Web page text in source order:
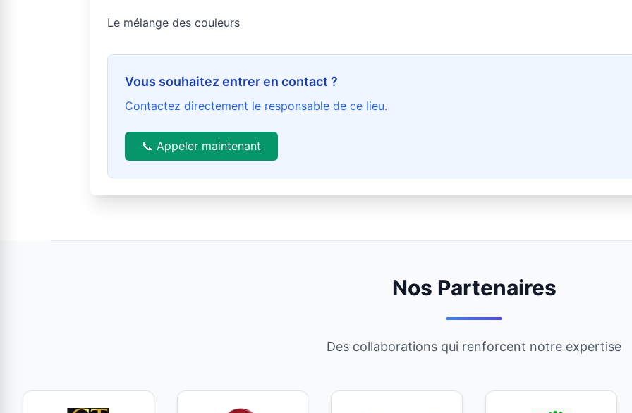
Le mélange des couleurs
Vous souhaitez entrer en contact ?
Contactez directement le responsable de ce lieu.
📞 Appeler maintenant
Nos Partenaires
Des collaborations qui renforcent notre expertise